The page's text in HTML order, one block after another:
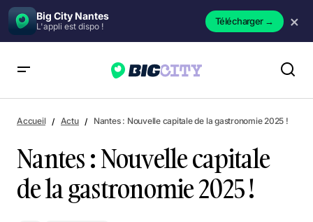
Big City Nantes
L'appli est dispo ! Télécharger→ ×
Accueil Actu Nantes : Nouvelle capitale de la gastronomie 2025 !
Nantes : Nouvelle capitale
de la gastronomie 2025 !